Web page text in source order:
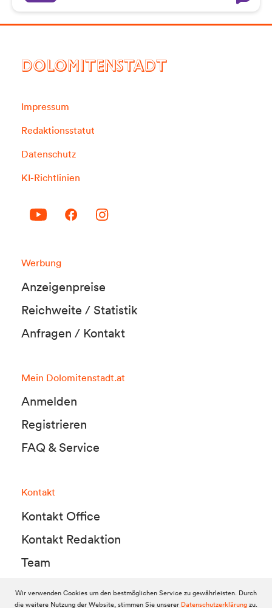
DOLOMITENSTADT
Impressum
Redaktionsstatut
Datenschutz
KI-Richtlinien
Werbung
Anzeigenpreise
Reichweite / Statistik
Anfragen / Kontakt
Mein Dolomitenstadt.at
Anmelden
Registrieren
FAQ & Service
Kontakt
Kontakt Office
Kontakt Redaktion
Team
Wir verwenden Cookies um den bestmöglichen Service zu gewährleisten. Durch
die weitere Nutzung der Website, stimmen Sie unserer Datenschutzerklärungzu.